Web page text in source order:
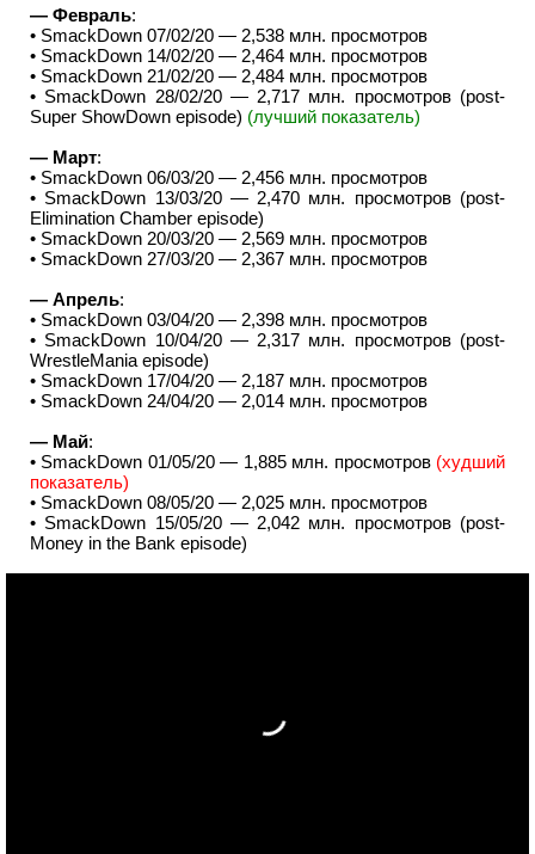
— Февраль:
• SmackDown 07/02/20 — 2,538 млн. просмотров
• SmackDown 14/02/20 — 2,464 млн. просмотров
• SmackDown 21/02/20 — 2,484 млн. просмотров
• SmackDown 28/02/20 — 2,717 млн. просмотров (post-
Super ShowDown episode) (лучший показатель)
— Март:
• SmackDown 06/03/20 — 2,456 млн. просмотров
• SmackDown 13/03/20 — 2,470 млн. просмотров (post-
Elimination Chamber episode)
• SmackDown 20/03/20 — 2,569 млн. просмотров
• SmackDown 27/03/20 — 2,367 млн. просмотров
— Апрель:
• SmackDown 03/04/20 — 2,398 млн. просмотров
• SmackDown 10/04/20 — 2,317 млн. просмотров (post-
WrestleMania episode)
• SmackDown 17/04/20 — 2,187 млн. просмотров
• SmackDown 24/04/20 — 2,014 млн. просмотров
— Май:
• SmackDown 01/05/20 — 1,885 млн. просмотров (худший
показатель)
• SmackDown 08/05/20 — 2,025 млн. просмотров
• SmackDown 15/05/20 — 2,042 млн. просмотров (post-
Money in the Bank episode)